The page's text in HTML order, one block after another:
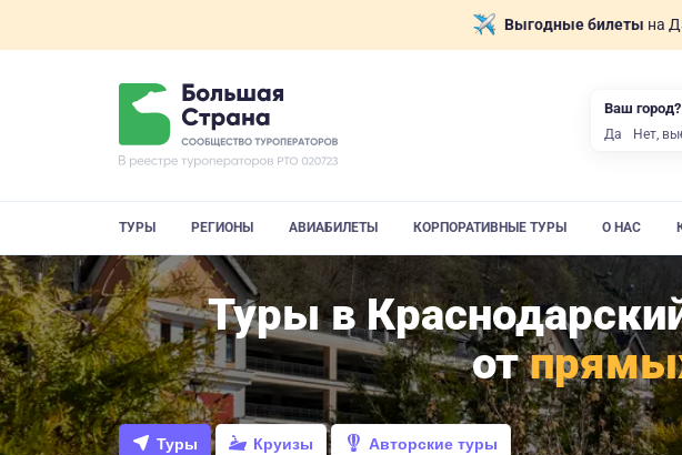
Выгодные билеты на
ТУРЫ РЕГИОНЫ АВИАБИЛЕТЫ КОРПОРАТИВНЫЕ ТУРЫ О НАС
Туры в
от
Туры Круизы Авторские туры
Ваш город?
Да Нет,